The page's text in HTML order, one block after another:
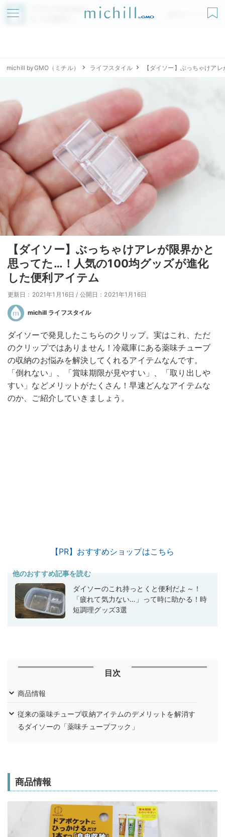
アプリでmichillが
無料ダウンロード
michill byGMO（ミチル） ライフスタイル 【ダイソー】ぶっちゃけア
【ダイソー】ぶっちゃけアレが限界かと
思ってた…！人気の100均グッズが進化
した便利アイテム
更新日：2021年1月16日 / 公開日：2021年1月16日
michill ライフスタイル
ダイソーで発見したこちらのクリップ。実はこれ、ただ
のクリップではありません！冷蔵庫にある薬味チューブ
の収納のお悩みを解決してくれるアイテムなんです。
「倒れない」、「賞味期限が見やすい」、「取り出しや
すい」などメリットがたくさん！早速どんなアイテムな
のか、ご紹介していきましょう。
【PR】おすすめショップはこちら
他のおすすめ記事を読む
ダイソーのこれ持っとくと便利だよ～！
「疲れて気力ない…」って時に助かる！時
短調理グッズ3選
目次
商品情報
従来の薬味チューブ収納アイテムのデメリットを解消す
るダイソーの「薬味チューブフック」
商品情報